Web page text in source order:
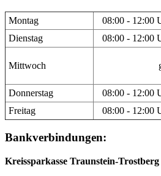
Montag 08:00 - 12:00
Dienstag
08:00 - 12:00
Mittwoch
Donnerstag 08:00 - 12:00
Freitag
08:00 - 12:00
Bankverbindungen:
Kreissparkasse Traunstein-Trostberg